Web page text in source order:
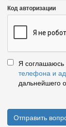
Код авторизации
Я соглашаюсь
телефона и
дальнейшего
Отправить